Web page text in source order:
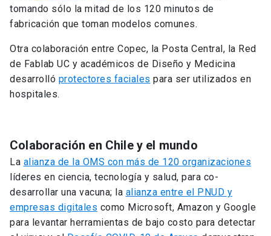
tomando sólo la mitad de los 120 minutos de
fabricación que toman modelos comunes.
Otra colaboración entre Copec, la Posta Central, la Red
de Fablab UC y académicos de Diseño y Medicina
desarrolló protectores faciales para ser utilizados en
hospitales.
Colaboración en Chile y el mundo
La alianza de la OMS con más de 120 organizaciones
líderes en ciencia, tecnología y salud, para co-
desarrollar una vacuna; la alianza entre el PNUD y
empresas digitales como Microsoft, Amazon y Google
para levantar herramientas de bajo costo para detectar